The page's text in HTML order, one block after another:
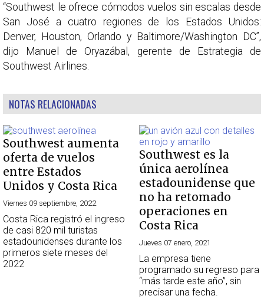
“Southwest le ofrece cómodos vuelos sin escalas desde
San José a cuatro regiones de los Estados Unidos:
Denver, Houston, Orlando y Baltimore/Washington DC”,
dijo Manuel de Oryazábal, gerente de Estrategia de
Southwest Airlines.
NOTAS RELACIONADAS
Southwest aumenta
oferta de vuelos
entre Estados
Unidos y Costa Rica
Viernes 09 septiembre, 2022
Costa Rica registró el ingreso
de casi 820 mil turistas
estadounidenses durante los
primeros siete meses del
2022
Southwest es la
única aerolínea
estadounidense que
no ha retomado
operaciones en
Costa Rica
Jueves 07 enero, 2021
La empresa tiene
programado su regreso para
“más tarde este año”, sin
precisar una fecha.